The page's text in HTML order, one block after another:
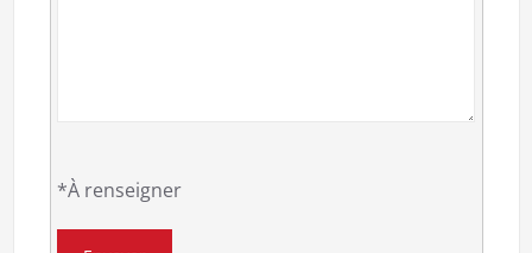
*À renseigner